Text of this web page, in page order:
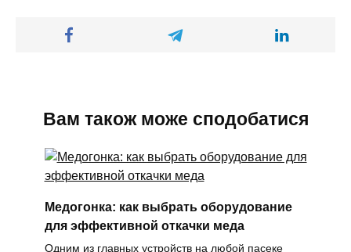
Вам також може сподобатися
Медогонка: как выбрать оборудование
для эффективной откачки меда
Одним из главных устройств на любой пасеке